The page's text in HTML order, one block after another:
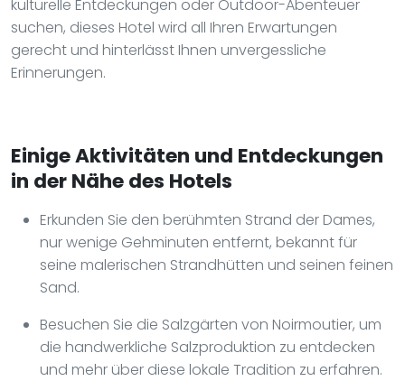
kulturelle Entdeckungen oder Outdoor-Abenteuer
suchen, dieses Hotel wird all Ihren Erwartungen
gerecht und hinterlässt Ihnen unvergessliche
Erinnerungen.
Einige Aktivitäten und Entdeckungen
in der Nähe des Hotels
Erkunden Sie den berühmten Strand der Dames,
nur wenige Gehminuten entfernt, bekannt für
seine malerischen Strandhütten und seinen feinen
Sand.
Besuchen Sie die Salzgärten von Noirmoutier, um
die handwerkliche Salzproduktion zu entdecken
und mehr über diese lokale Tradition zu erfahren.